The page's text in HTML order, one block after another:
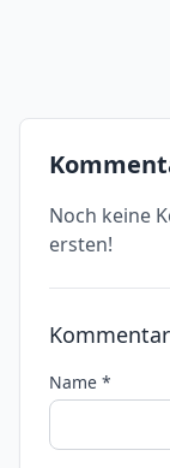
Noch keine
ersten!
Name *